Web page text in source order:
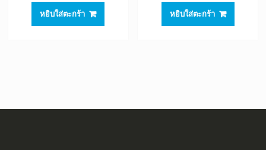
was:
฿1,520.00.
หยิบใส่ตะกร้า
was:
฿1,520.00.
หยิบใส่ตะกร้า